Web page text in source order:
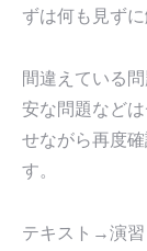
ずは何も見ず
間違えている
安な問題など
せながら再度
す。
テキスト→演